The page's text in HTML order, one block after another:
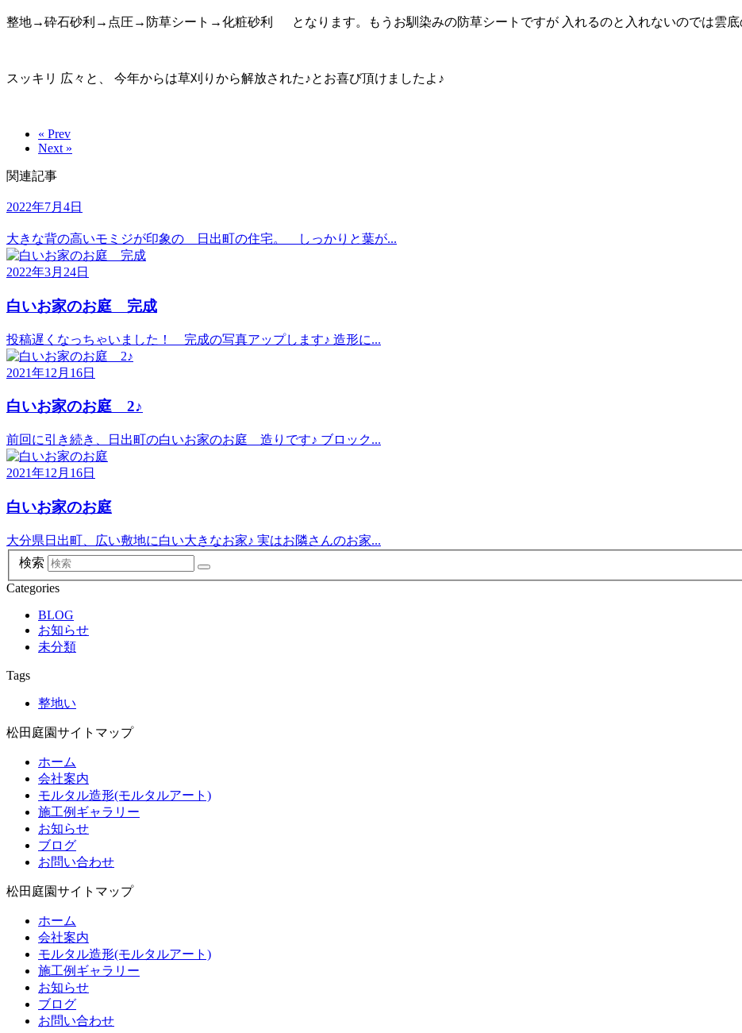
整地→砕石砂利→点圧→防草シート→化粧砂利 となります。もうお馴染みの防草シートですが 入れるのと入れないのでは雲底
スッキリ 広々と、 今年からは草刈りから解放された♪とお喜び頂けましたよ♪
« Prev
Next »
関連記事
2022年7月4日
大きな背の高いモミジが印象の 日出町の住宅。 しっかりと葉が...
2022年3月24日
白いお家のお庭 完成
投稿遅くなっちゃいました！ 完成の写真アップします♪ 造形に...
2021年12月16日
白いお家のお庭 2♪
前回に引き続き、日出町の白いお家のお庭 造りです♪ ブロック...
2021年12月16日
白いお家のお庭
大分県日出町、広い敷地に白い大きなお家♪ 実はお隣さんのお家...
検索
Categories
BLOG
お知らせ
未分類
Tags
整地い
松田庭園サイトマップ
ホーム
会社案内
モルタル造形(モルタルアート)
施工例ギャラリー
お知らせ
ブログ
お問い合わせ
松田庭園サイトマップ
ホーム
会社案内
モルタル造形(モルタルアート)
施工例ギャラリー
お知らせ
ブログ
お問い合わせ